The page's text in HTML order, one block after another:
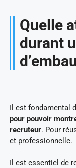
Quelle
durant
Il est fondamental
pour pouvoir
recruteur. Pour
et professionnelle.
Il est essentiel de